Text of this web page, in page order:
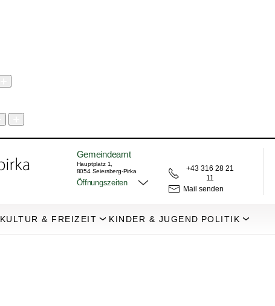
Gemeindeamt
Hauptplatz 1,
8054 Seiersberg-Pirka
Öffnungszeiten
+43 316 28 21
11
Mail senden
KULTUR & FREIZEIT KINDER & JUGEND POLITIK